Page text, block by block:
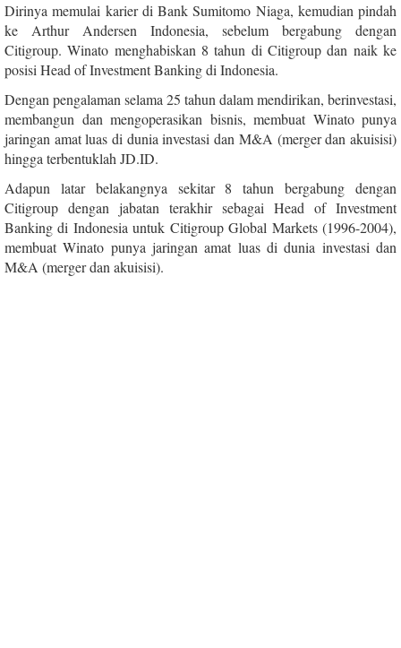
Dirinya memulai karier di Bank Sumitomo Niaga, kemudian pindah
ke Arthur Andersen Indonesia, sebelum bergabung dengan
Citigroup. Winato menghabiskan 8 tahun di Citigroup dan naik ke
posisi Head of Investment Banking di Indonesia.
Dengan pengalaman selama 25 tahun dalam mendirikan, berinvestasi,
membangun dan mengoperasikan bisnis, membuat Winato punya
jaringan amat luas di dunia investasi dan M&A (merger dan akuisisi)
hingga terbentuklah JD.ID.
Adapun latar belakangnya sekitar 8 tahun bergabung dengan
Citigroup dengan jabatan terakhir sebagai Head of Investment
Banking di Indonesia untuk Citigroup Global Markets (1996-2004),
membuat Winato punya jaringan amat luas di dunia investasi dan
M&A (merger dan akuisisi).